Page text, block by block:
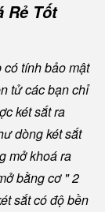
Rẻ Tốt
tính bảo mật
tử các bạn chỉ
két sắt ra
dòng két sắt
mở khoá ra
bằng cơ " 2
sắt có độ bền